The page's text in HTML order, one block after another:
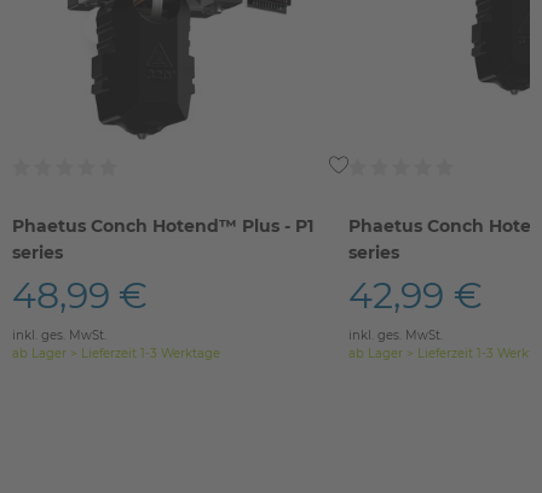
Phaetus Conch Hotend™ Plus - P1
series
48,99 €
inkl. ges. MwSt.
ab Lager > Lieferzeit 1-3 Werktage
Phaetus Conch
series
42,99 €
inkl. ges. MwSt.
ab Lager > Lieferzeit 1-3